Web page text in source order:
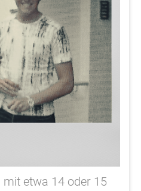
mit etwa 14 oder 15